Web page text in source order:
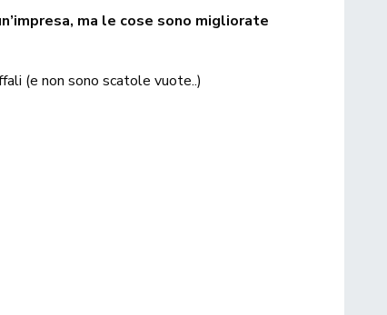
ma le cose sono migliorate
(e non sono scatole vuote..)